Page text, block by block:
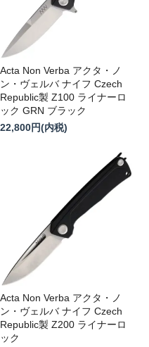
Acta Non Verba アクタ・ノ
ン・ヴェルバ ナイフ Czech
Republic製 Z100 ライナーロ
ック GRN ブラック
22,800円(内税)
Acta Non Verba アクタ・ノ
ン・ヴェルバ ナイフ Czech
Republic製 Z200 ライナーロ
ック